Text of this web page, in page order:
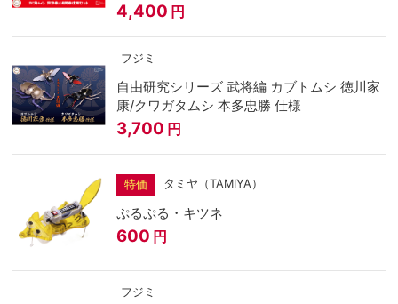
4,400 円
フジミ
自由研究シリーズ 武将編 カブトムシ 徳川家
康/クワガタムシ 本多忠勝 仕様
3,700 円
特価 タミヤ（TAMIYA）
ぷるぷる・キツネ
600 円
フジミ